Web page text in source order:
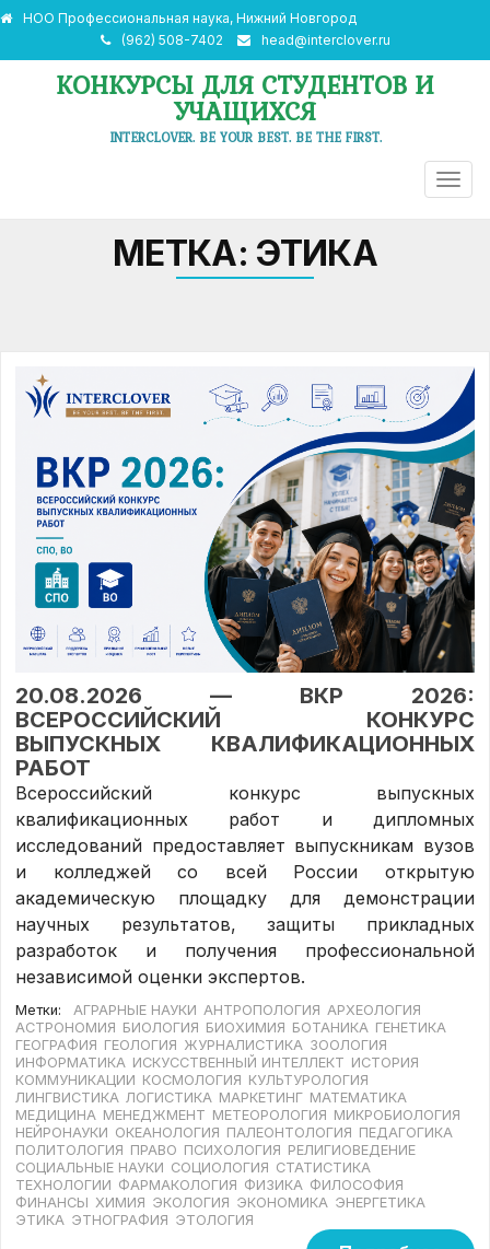
НОО Профессиональная наука, Нижний Новгород
(962) 508-7402
head@interclover.ru
КОНКУРСЫ ДЛЯ СТУДЕНТОВ И
УЧАЩИХСЯ
INTERCLOVER. BE YOUR BEST. BE THE FIRST.
МЕТКА: ЭТИКА
20.08.2026 — ВКР 2026:
ВСЕРОССИЙСКИЙ КОНКУРС
ВЫПУСКНЫХ КВАЛИФИКАЦИОННЫХ
РАБОТ
Всероссийский конкурс выпускных
квалификационных работ и дипломных
исследований предоставляет выпускникам вузов
и колледжей со всей России открытую
академическую площадку для демонстрации
научных результатов, защиты прикладных
разработок и получения профессиональной
независимой оценки экспертов.
Метки: АГРАРНЫЕ НАУКИ АНТРОПОЛОГИЯ АРХЕОЛОГИЯ
АСТРОНОМИЯ БИОЛОГИЯ БИОХИМИЯ БОТАНИКА ГЕНЕТИКА
ГЕОГРАФИЯ ГЕОЛОГИЯ ЖУРНАЛИСТИКА ЗООЛОГИЯ
ИНФОРМАТИКА ИСКУССТВЕННЫЙ ИНТЕЛЛЕКТ ИСТОРИЯ
КОММУНИКАЦИИ КОСМОЛОГИЯ КУЛЬТУРОЛОГИЯ
ЛИНГВИСТИКА ЛОГИСТИКА МАРКЕТИНГ МАТЕМАТИКА
МЕДИЦИНА МЕНЕДЖМЕНТ МЕТЕОРОЛОГИЯ МИКРОБИОЛОГИЯ
НЕЙРОНАУКИ ОКЕАНОЛОГИЯ ПАЛЕОНТОЛОГИЯ ПЕДАГОГИКА
ПОЛИТОЛОГИЯ ПРАВО ПСИХОЛОГИЯ РЕЛИГИОВЕДЕНИЕ
СОЦИАЛЬНЫЕ НАУКИ СОЦИОЛОГИЯ СТАТИСТИКА
ТЕХНОЛОГИИ ФАРМАКОЛОГИЯ ФИЗИКА ФИЛОСОФИЯ
ФИНАНСЫ ХИМИЯ ЭКОЛОГИЯ ЭКОНОМИКА ЭНЕРГЕТИКА
ЭТИКА ЭТНОГРАФИЯ ЭТОЛОГИЯ